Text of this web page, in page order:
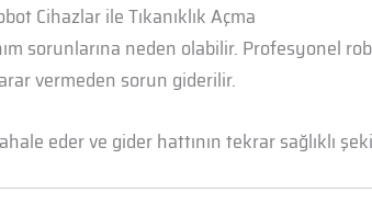
Cihazlar ile Tıkanıklık Açma
sorunlarına neden olabilir. Profesyonel
vermeden sorun giderilir.
eder ve gider hattının tekrar sağlıklı